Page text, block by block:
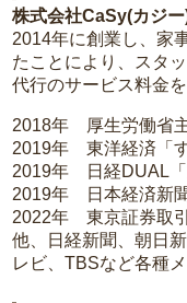
株式会社CaSy(カジ
2014年に創業し、家
たことにより、スタ
代行のサービス料金
2018年 厚生労働省
2019年 東洋経済「
2019年 日経DUAL「
2019年 日本経済新
2022年 東京証券取
他、日経新聞、朝日
レビ、TBSなど各種